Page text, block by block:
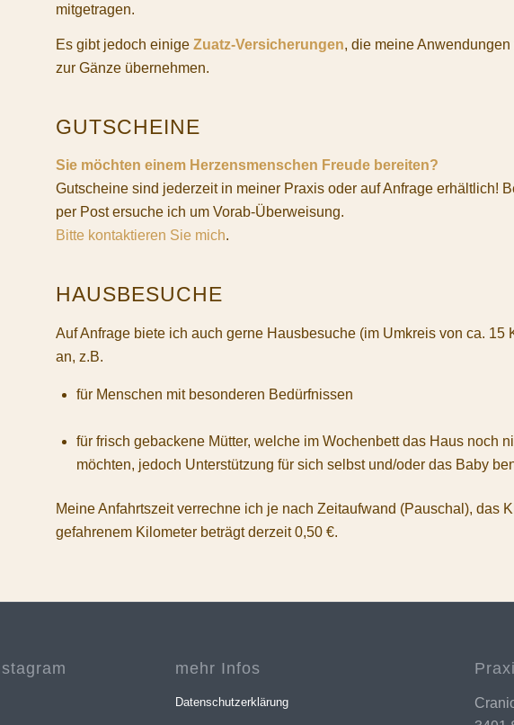
mitgetragen.
Es gibt jedoch einige Zuatz-Versicherungen, die meine
zur Gänze übernehmen.
GUTSCHEINE
Sie möchten einem Herzensmenschen Freude bereiten?
Gutscheine sind jederzeit in meiner Praxis oder auf Anfrage erhältlich!
per Post ersuche ich um Vorab-Überweisung.
Bitte kontaktieren Sie mich.
HAUSBESUCHE
Auf Anfrage biete ich auch gerne Hausbesuche (im Umkreis von ca. 15
an, z.B.
für Menschen mit besonderen Bedürfnissen
für frisch gebackene Mütter, welche im Wochenbett das Haus noch
möchten, jedoch Unterstützung für sich selbst und/oder das Baby
Meine Anfahrtszeit verrechne ich je nach Zeitaufwand (Pauschal), das
gefahrenem Kilometer beträgt derzeit 0,50 €.
mehr Infos
Datenschutzerklärung